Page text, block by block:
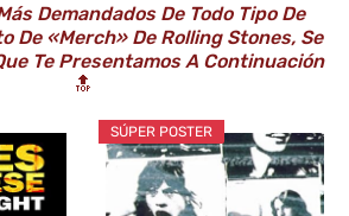
Demandados De Todo Tipo De
De «Merch» De Rolling Stones, Se
Te Presentamos A Continuación
🔝
SÚPER POSTER